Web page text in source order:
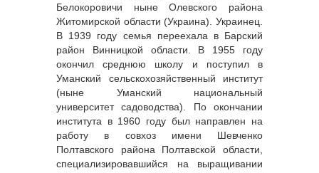
Белокоровичи ныне Олевского района
Житомирской области (Украина). Украинец.
В 1939 году семья переехала в Барский
район Винницкой области. В 1955 году
окончил среднюю школу и поступил в
Уманский сельскохозяйственный институт
(ныне Уманский национальный
университет садоводства). По окончании
института в 1960 году был направлен на
работу в совхоз имени Шевченко
Полтавского района Полтавской области,
специализировавшийся на выращивании